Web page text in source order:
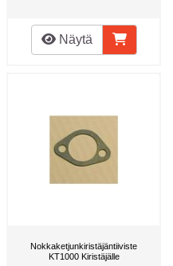
Näytä
Nokkaketjunkiristäjäntiiviste
KT1000 Kiristäjälle